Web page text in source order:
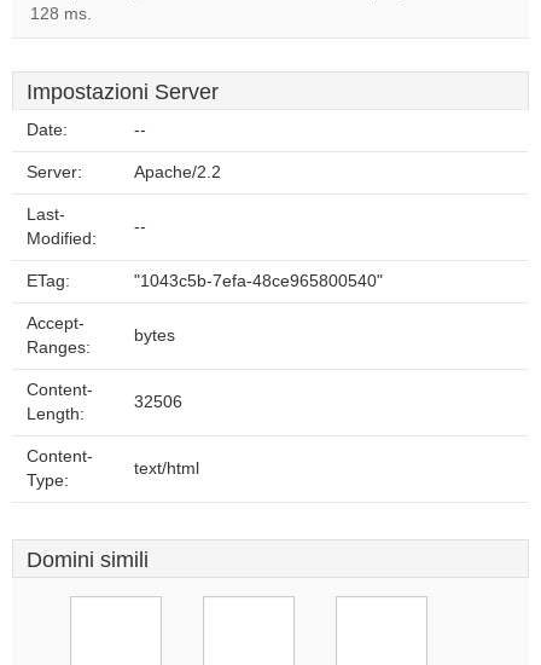
128 ms.
Impostazioni Server
Date: --
Server: Apache/2.2
Last-
Modified:
--
ETag: "1043c5b-7efa-48ce965800540"
Accept-
Ranges:
bytes
Content-
Length:
32506
Content-
Type:
text/html
Domini simili